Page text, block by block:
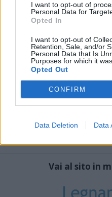
I want to opt-out of
Personal Data for
Opted In
I want to opt-out of
Retention, Sale, and/or
Personal Data that Is
Purposes for which it
Opted Out
CONFIRM
Data Deletion Data
Vai al sito in